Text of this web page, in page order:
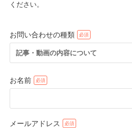
ください。
お問い合わせの種類
記事・動画の内容について
お名前
メールアドレス